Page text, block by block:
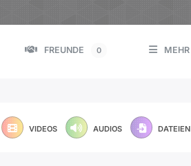
FREUNDE 0 MEHR
VIDEOS AUDIOS DATEIEN